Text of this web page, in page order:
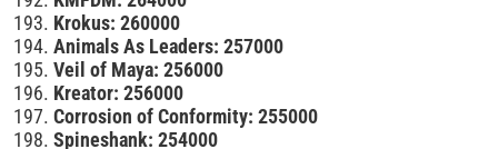
Krokus: 260000
Animals As Leaders: 257000
Veil of Maya: 256000
Kreator: 256000
Corrosion of Conformity: 255000
Spineshank: 254000